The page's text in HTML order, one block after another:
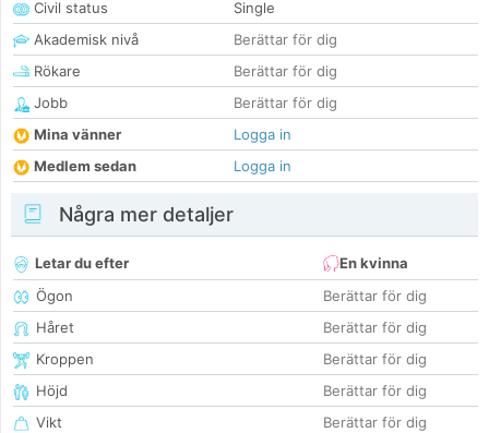
Civil status
Single
Akademisk nivå
Berättar för dig
Rökare
Berättar för dig
Jobb
Berättar för dig
Mina vänner
Logga in
Medlem sedan
Logga in
Några mer detaljer
Letar du efter
En kvinna
Ögon
Berättar för dig
Håret
Berättar för dig
Kroppen
Berättar för dig
Höjd
Berättar för dig
Vikt
Berättar för dig